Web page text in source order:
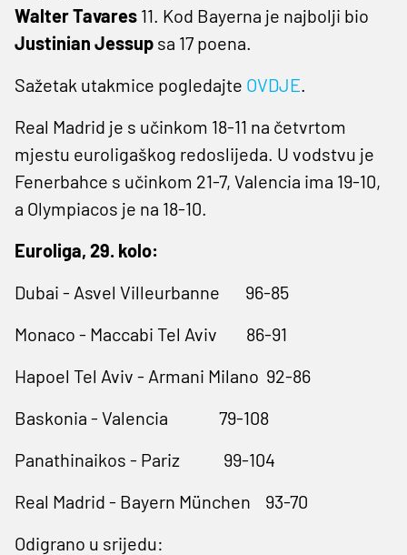
Walter Tavares 11. Kod Bayerna je najbolji bio
Justinian Jessup sa 17 poena.
Sažetak utakmice pogledajte OVDJE.
Real Madrid je s učinkom 18-11 na četvrtom
mjestu euroligaškog redoslijeda. U vodstvu je
Fenerbahce s učinkom 21-7, Valencia ima 19-10,
a Olympiacos je na 18-10.
Euroliga, 29. kolo:
Dubai - Asvel Villeurbanne 96-85
Monaco - Maccabi Tel Aviv 86-91
Hapoel Tel Aviv - Armani Milano 92-86
Baskonia - Valencia 79-108
Panathinaikos - Pariz 99-104
Real Madrid - Bayern München 93-70
Odigrano u srijedu: